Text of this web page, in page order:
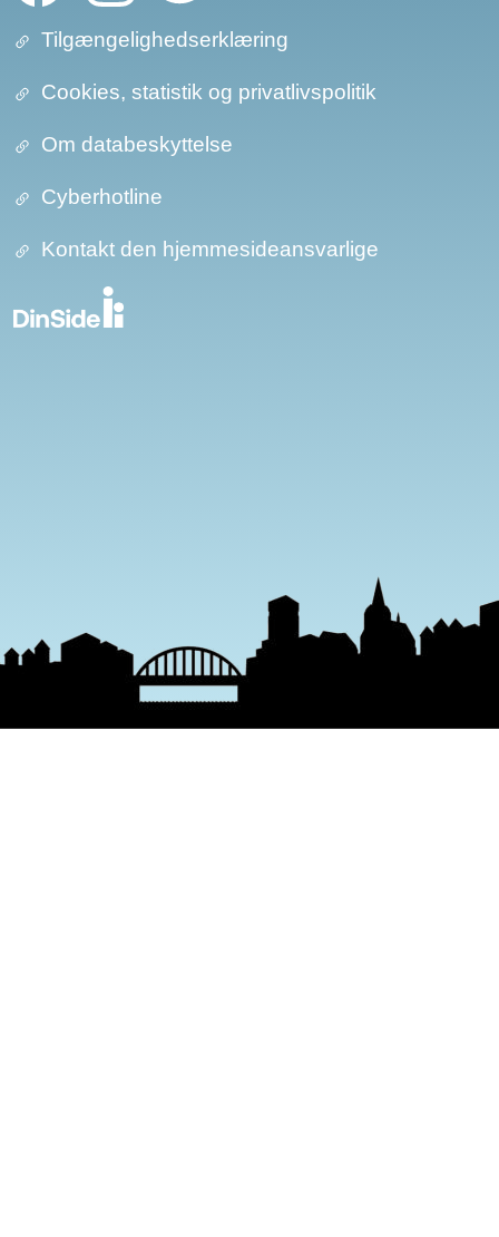
Tilgængelighedserklæring
Cookies, statistik og privatlivspolitik
Om databeskyttelse​​
Cyberhotline
Kontakt den hjemmesideansvarlige